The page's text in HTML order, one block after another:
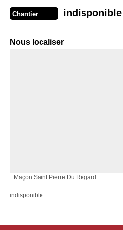
Chantier indisponible
Nous localiser
Maçon Saint Pierre Du Regard
indisponible